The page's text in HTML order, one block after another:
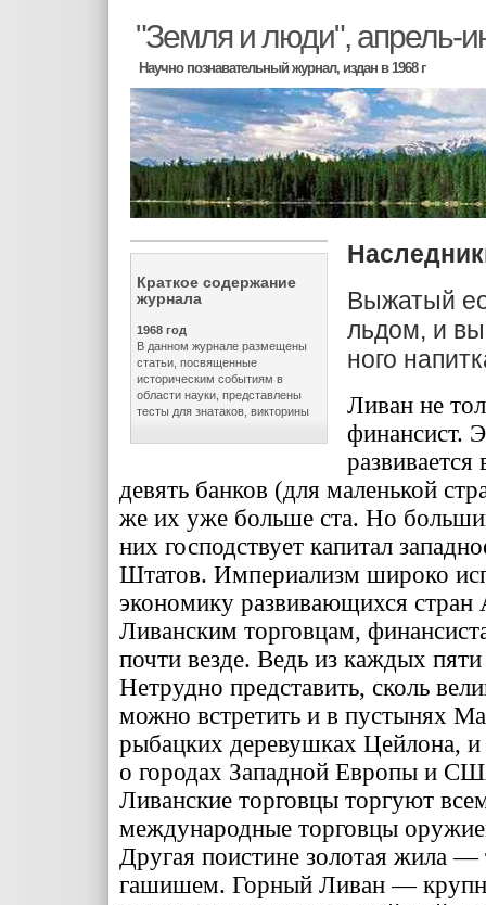
"Земля и люди", апрель-
Научно познавательный журнал, издан в 1968 г
Краткое содержание
журнала
1968 год
В данном журнале размещены
статьи, посвященные
историческим событиям в
области науки, представлены
тесты для знатаков, викторины
Выжатый
льдом, и
ного
Ливан не
финан­сист.
девять банков (для маленькой
же их уже боль­ше ста. Но
них господствует капитал
Штатов. Империа­лизм широко
эко­номику развивающихся
Ливанским торговцам,
почти везде. Ведь из каждых
Нетрудно представить, сколь
можно встретить и в пусты­нях
рыбацких деревуш­ках Цейлона,
о городах Западной Европы и
Ливанские торговцы торгуют
международные торговцы
Другая поистине золотая жила —
гашишем. Горный Ливан —